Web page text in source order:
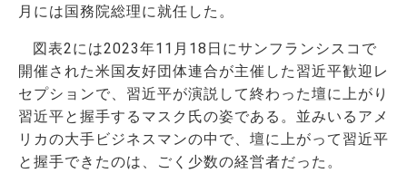
月には国務院総理に就任した。
図表2には2023年11月18日にサンフランシスコで
開催された米国友好団体連合が主催した習近平歓迎レ
セプションで、習近平が演説して終わった壇に上がり
習近平と握手するマスク氏の姿である。並みいるアメ
リカの大手ビジネスマンの中で、壇に上がって習近平
と握手できたのは、ごく少数の経営者だった。